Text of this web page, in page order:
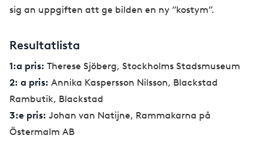
sig an uppgiften att ge bilden en ny ”kostym”.
Resultatlista
1:a pris: Therese Sjöberg, Stockholms Stadsmuseum
2: a pris: Annika Kaspersson Nilsson, Blackstad
Rambutik, Blackstad
3:e pris: Johan van Natijne, Rammakarna på
Östermalm AB